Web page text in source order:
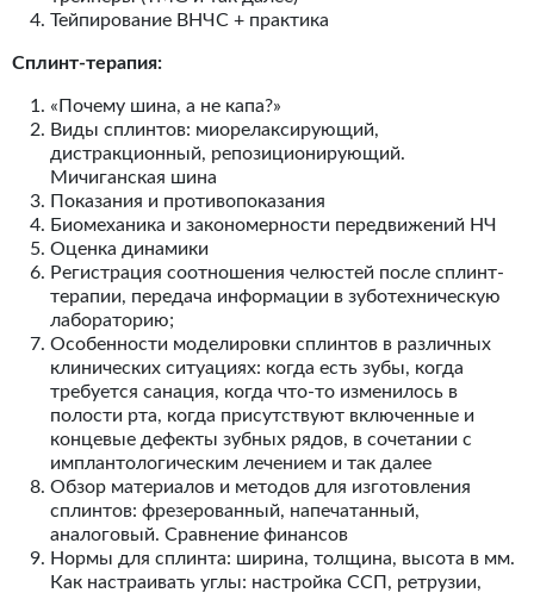
Тейпирование ВНЧС + практика
Сплинт-терапия:
«Почему шина, а не капа?»
Виды сплинтов: миорелаксирующий,
дистракционный, репозиционирующий.
Мичиганская шина
Показания и противопоказания
Биомеханика и закономерности передвижений НЧ
Оценка динамики
Регистрация соотношения челюстей после сплинт-
терапии, передача информации в зуботехническую
лабораторию;
Особенности моделировки сплинтов в различных
клинических ситуациях: когда есть зубы, когда
требуется санация, когда что-то изменилось в
полости рта, когда присутствуют включенные и
концевые дефекты зубных рядов, в сочетании с
имплантологическим лечением и так далее
Обзор материалов и методов для изготовления
сплинтов: фрезерованный, напечатанный,
аналоговый. Сравнение финансов
Нормы для сплинта: ширина, толщина, высота в мм.
Как настраивать углы: настройка ССП, ретрузии,